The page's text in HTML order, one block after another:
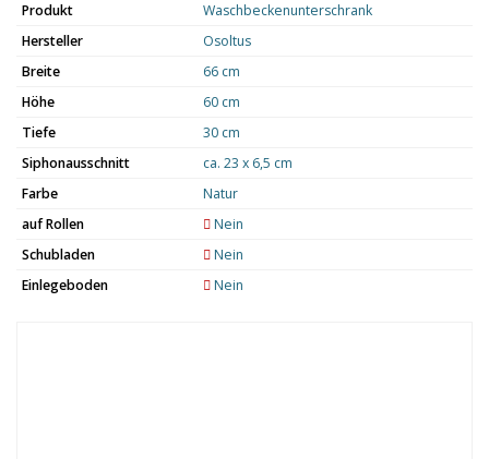
Produkt
Waschbeckenunterschrank
Hersteller
Osoltus
Breite
66 cm
Höhe
60 cm
Tiefe
30 cm
Siphonausschnitt
ca. 23 x 6,5 cm
Farbe
Natur
auf Rollen
Nein
Schubladen
Nein
Einlegeboden
Nein